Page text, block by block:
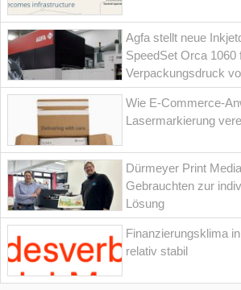
Agfa stellt neue
SpeedSet Orca 1060
Verpackungsdruck
Wie E-Commerce-
Lasermarkierung
Dürmeyer Print
Gebrauchten zur
Lösung
Finanzierungsklima
relativ stabil